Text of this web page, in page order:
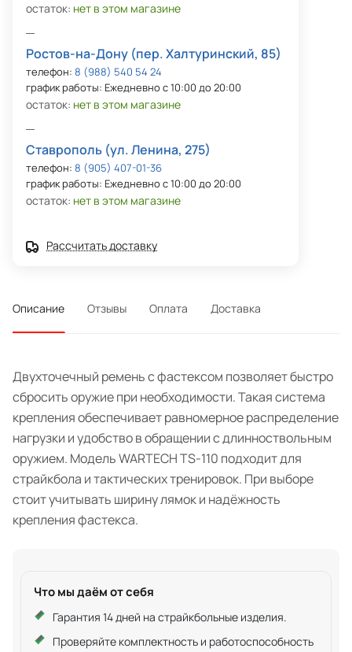
остаток: нет в этом магазине
Ростов-на-Дону (пер. Халтуринский, 85)
телефон: 8 (988) 540 54 24
график работы: Ежедневно с 10:00 до 20:00
остаток: нет в этом магазине
Ставрополь (ул. Ленина, 275)
телефон: 8 (905) 407-01-36
график работы: Ежедневно с 10:00 до 20:00
остаток: нет в этом магазине
Рассчитать доставку
Описание Отзывы Оплата Доставка
Двухточечный ремень с фастексом позволяет быстро
сбросить оружие при необходимости. Такая система
крепления обеспечивает равномерное распределение
нагрузки и удобство в обращении с длинноствольным
оружием. Модель WARTECH TS-110 подходит для
страйкбола и тактических тренировок. При выборе
стоит учитывать ширину лямок и надёжность
крепления фастекса.
Что мы даём от себя
Гарантия 14 дней на страйкбольные изделия.
Проверяйте комплектность и работоспособность